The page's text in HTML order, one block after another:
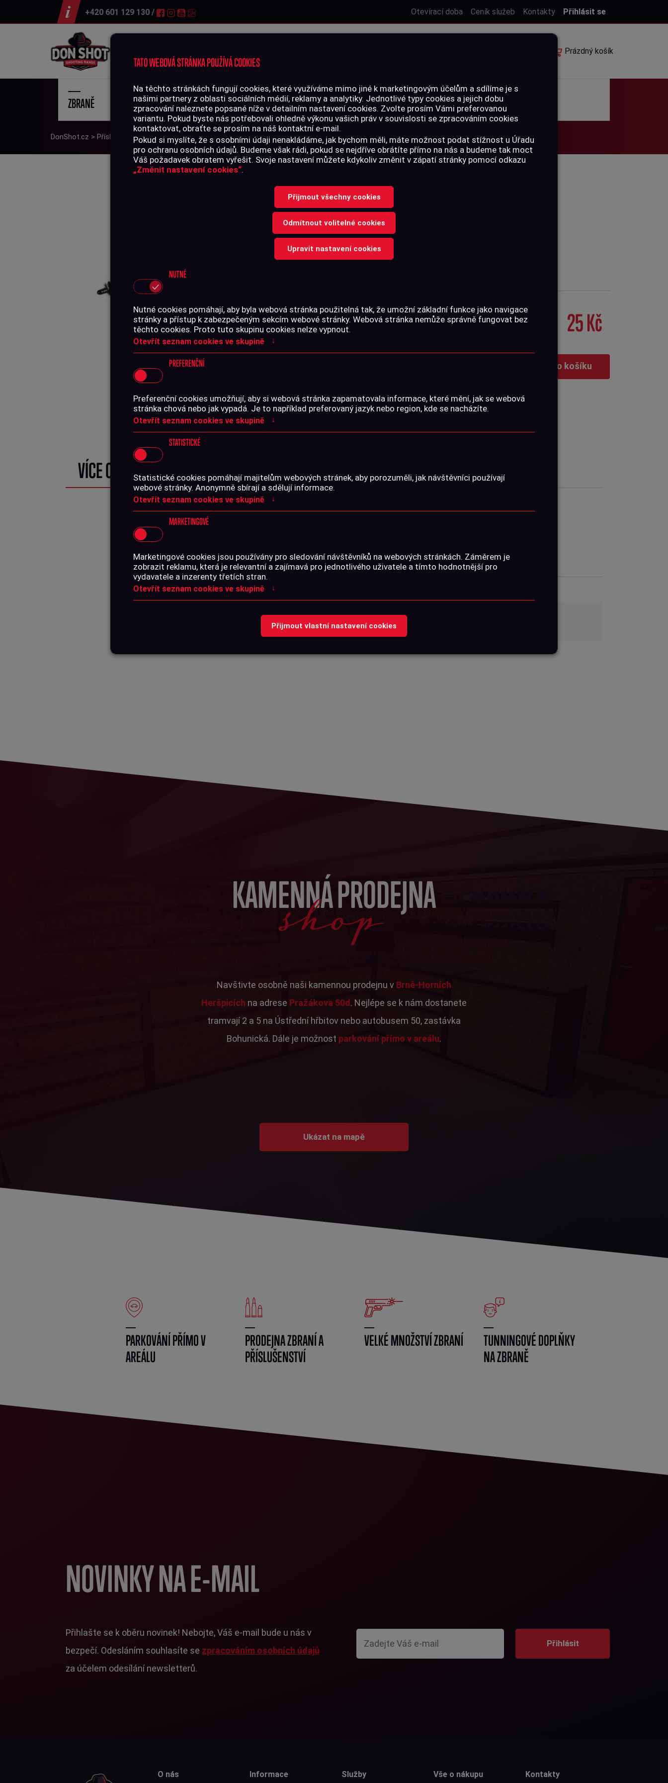
TATO WEBOVÁ STRÁNKA POUŽÍVÁ COOKIES
Na těchto stránkách fungují cookies, které využíváme mimo jiné k marketingovým účelům a sdílíme je s
našimi partnery z oblasti sociálních médií, reklamy a analytiky. Jednotlivé typy cookies a jejich dobu
zpracování naleznete popsané níže v detailním nastavení cookies. Zvolte prosím Vámi preferovanou
variantu. Pokud byste nás potřebovali ohledně výkonu vašich práv v souvislosti se zpracováním cookies
kontaktovat, obraťte se prosím na náš kontaktní e-mail.
Pokud si myslíte, že s osobními údaji nenakládáme, jak bychom měli, máte možnost podat stížnost u Úřadu
pro ochranu osobních údajů. Budeme však rádi, pokud se nejdříve obrátíte přímo na nás a budeme tak moct
Váš požadavek obratem vyřešit. Svoje nastavení můžete kdykoliv změnit v zápatí stránky pomocí odkazu
„Změnit nastavení cookies“.
Přijmout všechny cookies
Odmítnout volitelné cookies
Upravit nastavení cookies
NUTNÉ
Nutné cookies pomáhají, aby byla webová stránka použitelná tak, že umožní základní funkce jako navigace
stránky a přístup k zabezpečeným sekcím webové stránky. Webová stránka nemůže správně fungovat bez
těchto cookies. Proto tuto skupinu cookies nelze vypnout.
Otevřít seznam cookies ve skupině ↓
PREFERENČNÍ
Preferenční cookies umožňují, aby si webová stránka zapamatovala informace, které mění, jak se webová
stránka chová nebo jak vypadá. Je to například preferovaný jazyk nebo region, kde se nacházíte.
Otevřít seznam cookies ve skupině ↓
STATISTICKÉ
Statistické cookies pomáhají majitelům webových stránek, aby porozuměli, jak návštěvníci používají
webové stránky. Anonymně sbírají a sdělují informace.
Otevřít seznam cookies ve skupině ↓
MARKETINGOVÉ
Marketingové cookies jsou používány pro sledování návštěvníků na webových stránkách. Záměrem je
zobrazit reklamu, která je relevantní a zajímavá pro jednotlivého uživatele a tímto hodnotnější pro
vydavatele a inzerenty třetích stran.
Otevřít seznam cookies ve skupině ↓
Přijmout vlastní nastavení cookies
+420 601 129 130 / Otevírací doba Ceník služeb Kontakty Přihlásit se
Prázdný košík
ZBRANĚ STŘELIVO PŘÍSLUŠENSTVÍ POUKAZY
DonShot.cz > Příslušenství>Čištění zbraní>Vytěrák nylon - 9 mm, .357, .38
VYTĚRÁK NYLON - 9 MM,
.357, .38
Cena s DPH 25 Kč
Vložit do košíku
(Cena je orientační, při nové dodávce zboží se může lišit)
VÍCE O PRODUKTU PARAMETRY
SOUBORY KE STAŽENÍ
Žádné soubory
KAMENNÁ PRODEJNA
shop
Navštivte osobně naši kamennou prodejnu v Brně-Horních
Heršpicích na adrese Pražákova 50d. Nejlépe se k nám dostanete
tramvají 2 a 5 na Ústřední hřbitov nebo autobusem 50, zastávka
Bohunická. Dále je možnost parkování přímo v areálu.
Ukázat na mapě
PARKOVÁNÍ PŘÍMO V
AREÁLU
PRODEJNA ZBRANÍ A
PŘÍSLUŠENSTVÍ
VELKÉ MNOŽSTVÍ ZBRANÍ
TUNNINGOVÉ DOPLŇKY
NA ZBRANĚ
NOVINKY NA E-MAIL
Přihlašte se k oběru novinek! Nebojte, Váš e-mail bude u nás v
bezpečí. Odesláním souhlasíte se zpracováním osobních údajů
za účelem odesílání newsletterů.
Přihlásit
O nás Informace Služby Vše o nákupu Kontakty